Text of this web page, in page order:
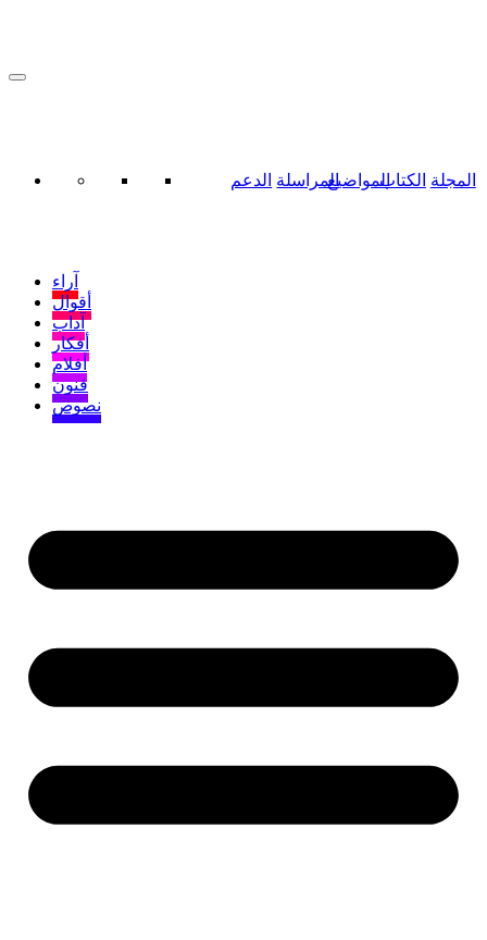
الدعم المراسلةالمواضيعالكتاب المجلة
آراء
أقوال
آداب
أفكار
أفلام
فنون
نصوص